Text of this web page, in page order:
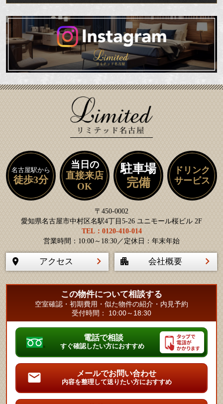
名古屋駅から
徒歩3分
当日の
直接来店
OK
駐車場
完備
ドリンク
サービス
〒450-0002
愛知県名古屋市中村区名駅4丁目5-26 ユニモール桜ビル 2F
TEL：0120-410-014
営業時間：10:00～18:30／定休日：年末年始
アクセス 会社概要
この物件について相談する
空室確認・初期費用・似た物件の紹介・内見予約
受付時間： 10:00～18:30
電話で相談
すぐ確認したい方におすすめ
メールでお問い合わせ
内容を整理して送りたい方におすすめ